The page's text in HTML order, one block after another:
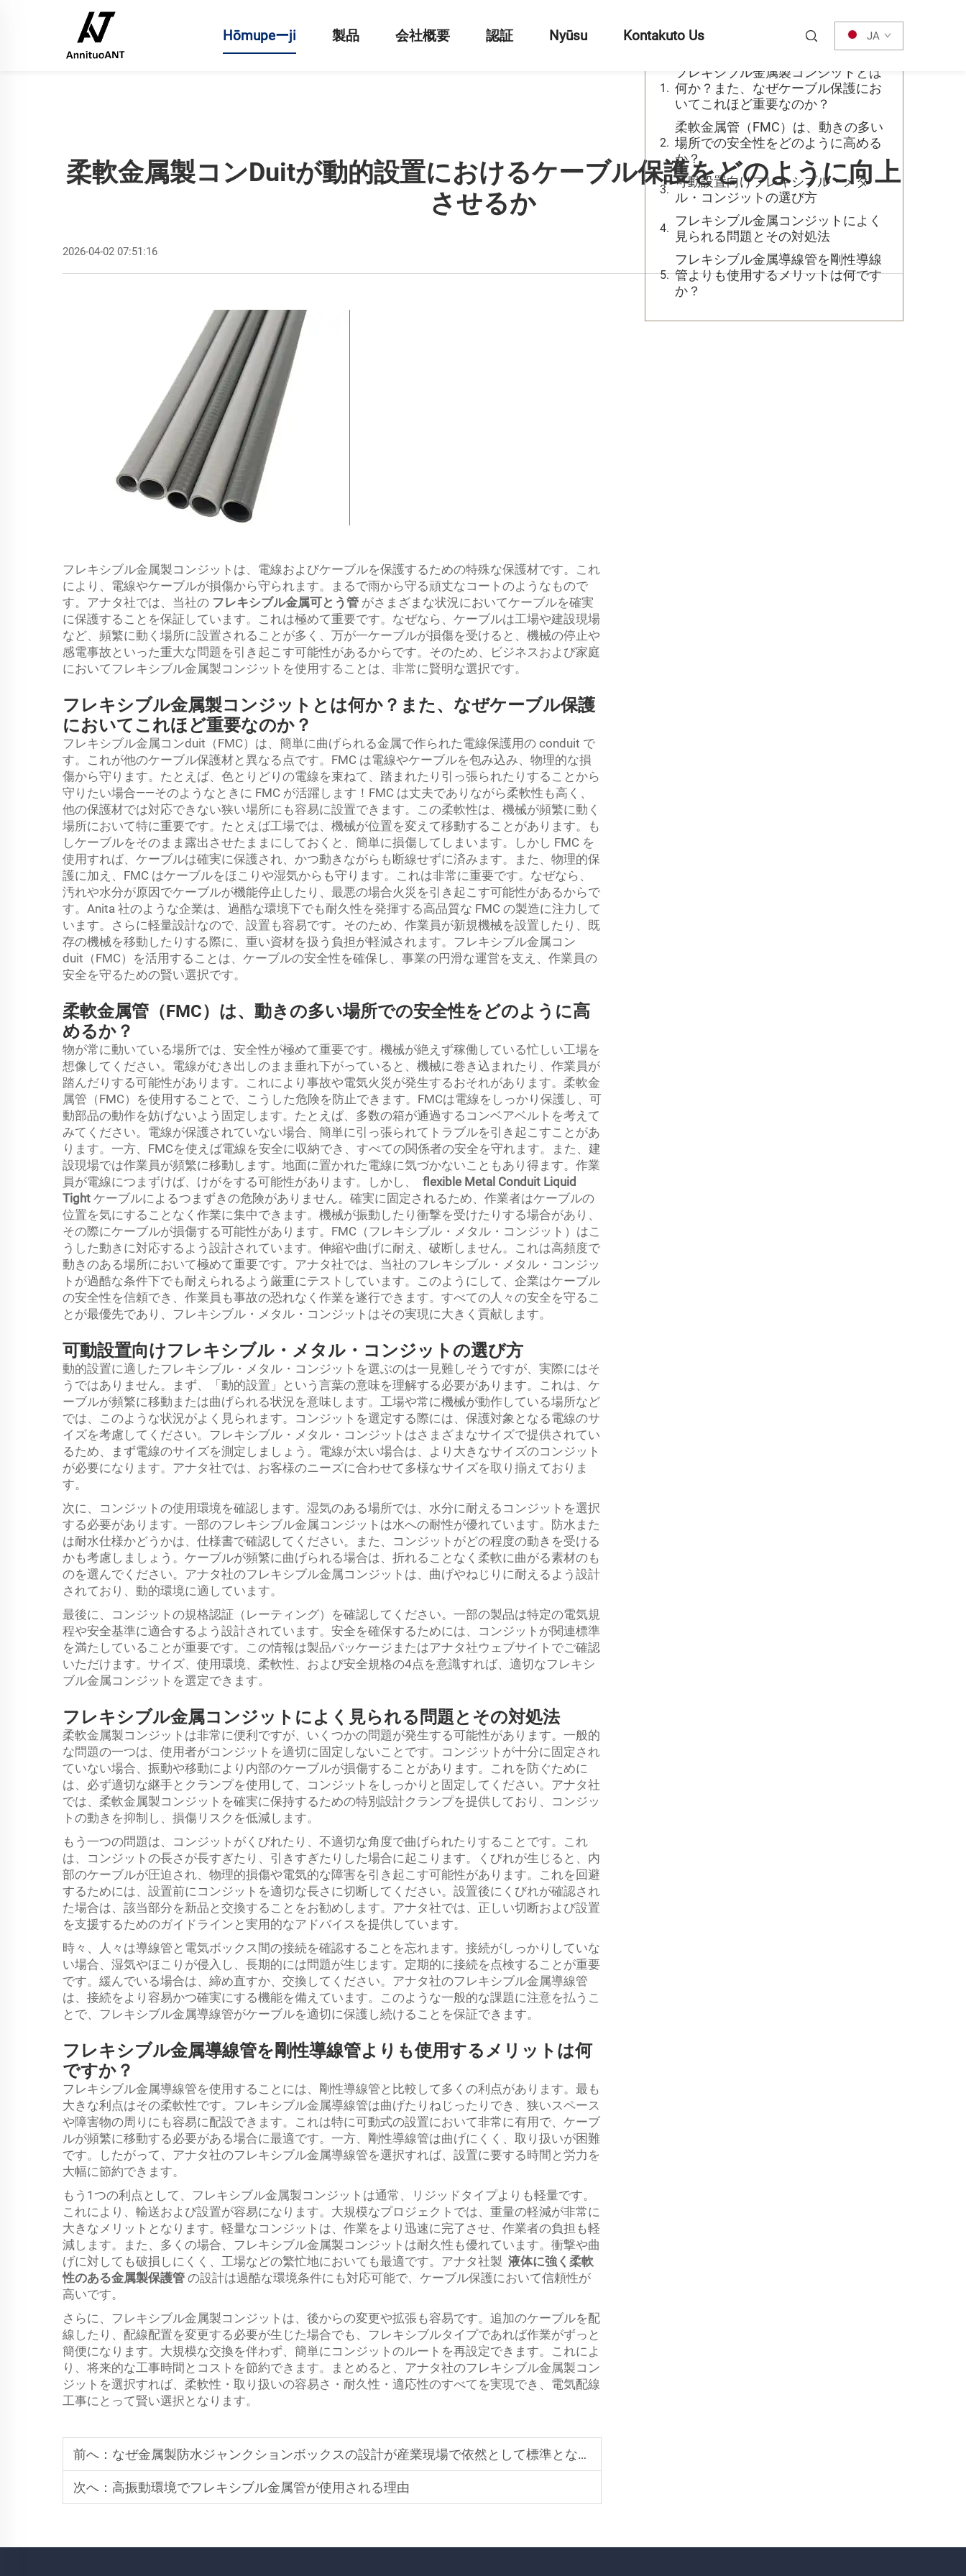
Hōmupeーji 製品 会社概要 認証 Nyūsu Kontakuto Us JA
柔軟金属製コンduitが動的設置におけるケーブル保護をどのように向上
させるか
2026-04-02 07:51:16
フレキシブル金属製コンジットは、電線およびケーブルを保護するための特殊な保護材です。これ
により、電線やケーブルが損傷から守られます。まるで雨から守る頑丈なコートのようなもので
す。アナタ社では、当社の フレキシブル金属可とう管 がさまざまな状況においてケーブルを確実
に保護することを保証しています。これは極めて重要です。なぜなら、ケーブルは工場や建設現場
など、頻繁に動く場所に設置されることが多く、万が一ケーブルが損傷を受けると、機械の停止や
感電事故といった重大な問題を引き起こす可能性があるからです。そのため、ビジネスおよび家庭
においてフレキシブル金属製コンジットを使用することは、非常に賢明な選択です。
フレキシブル金属製コンジットとは何か？また、なぜケーブル保護
においてこれほど重要なのか？
フレキシブル金属コンduit（FMC）は、簡単に曲げられる金属で作られた電線保護用の conduit で
す。これが他のケーブル保護材と異なる点です。FMC は電線やケーブルを包み込み、物理的な損
傷から守ります。たとえば、色とりどりの電線を束ねて、踏まれたり引っ張られたりすることから
守りたい場合——そのようなときに FMC が活躍します！FMC は丈夫でありながら柔軟性も高く、
他の保護材では対応できない狭い場所にも容易に設置できます。この柔軟性は、機械が頻繁に動く
場所において特に重要です。たとえば工場では、機械が位置を変えて移動することがあります。も
しケーブルをそのまま露出させたままにしておくと、簡単に損傷してしまいます。しかし FMC を
使用すれば、ケーブルは確実に保護され、かつ動きながらも断線せずに済みます。また、物理的保
護に加え、FMC はケーブルをほこりや湿気からも守ります。これは非常に重要です。なぜなら、
汚れや水分が原因でケーブルが機能停止したり、最悪の場合火災を引き起こす可能性があるからで
す。Anita 社のような企業は、過酷な環境下でも耐久性を発揮する高品質な FMC の製造に注力して
います。さらに軽量設計なので、設置も容易です。そのため、作業員が新規機械を設置したり、既
存の機械を移動したりする際に、重い資材を扱う負担が軽減されます。フレキシブル金属コン
duit（FMC）を活用することは、ケーブルの安全性を確保し、事業の円滑な運営を支え、作業員の
安全を守るための賢い選択です。
柔軟金属管（FMC）は、動きの多い場所での安全性をどのように高
めるか？
物が常に動いている場所では、安全性が極めて重要です。機械が絶えず稼働している忙しい工場を
想像してください。電線がむき出しのまま垂れ下がっていると、機械に巻き込まれたり、作業員が
踏んだりする可能性があります。これにより事故や電気火災が発生するおそれがあります。柔軟金
属管（FMC）を使用することで、こうした危険を防止できます。FMCは電線をしっかり保護し、可
動部品の動作を妨げないよう固定します。たとえば、多数の箱が通過するコンベアベルトを考えて
みてください。電線が保護されていない場合、簡単に引っ張られてトラブルを引き起こすことがあ
ります。一方、FMCを使えば電線を安全に収納でき、すべての関係者の安全を守れます。また、建
設現場では作業員が頻繁に移動します。地面に置かれた電線に気づかないこともあり得ます。作業
員が電線につまずけば、けがをする可能性があります。しかし、
flexible Metal Conduit Liquid
Tight ケーブルによるつまずきの危険がありません。確実に固定されるため、作業者はケーブルの
位置を気にすることなく作業に集中できます。機械が振動したり衝撃を受けたりする場合があり、
その際にケーブルが損傷する可能性があります。FMC（フレキシブル・メタル・コンジット）はこ
うした動きに対応するよう設計されています。伸縮や曲げに耐え、破断しません。これは高頻度で
動きのある場所において極めて重要です。アナタ社では、当社のフレキシブル・メタル・コンジッ
トが過酷な条件下でも耐えられるよう厳重にテストしています。このようにして、企業はケーブル
の安全性を信頼でき、作業員も事故の恐れなく作業を遂行できます。すべての人々の安全を守るこ
とが最優先であり、フレキシブル・メタル・コンジットはその実現に大きく貢献します。
可動設置向けフレキシブル・メタル・コンジットの選び方
動的設置に適したフレキシブル・メタル・コンジットを選ぶのは一見難しそうですが、実際にはそ
うではありません。まず、「動的設置」という言葉の意味を理解する必要があります。これは、ケ
ーブルが頻繁に移動または曲げられる状況を意味します。工場や常に機械が動作している場所など
では、このような状況がよく見られます。コンジットを選定する際には、保護対象となる電線のサ
イズを考慮してください。フレキシブル・メタル・コンジットはさまざまなサイズで提供されてい
るため、まず電線のサイズを測定しましょう。電線が太い場合は、より大きなサイズのコンジット
が必要になります。アナタ社では、お客様のニーズに合わせて多様なサイズを取り揃えておりま
す。
次に、コンジットの使用環境を確認します。湿気のある場所では、水分に耐えるコンジットを選択
する必要があります。一部のフレキシブル金属コンジットは水への耐性が優れています。防水また
は耐水仕様かどうかは、仕様書で確認してください。また、コンジットがどの程度の動きを受ける
かも考慮しましょう。ケーブルが頻繁に曲げられる場合は、折れることなく柔軟に曲がる素材のも
のを選んでください。アナタ社のフレキシブル金属コンジットは、曲げやねじりに耐えるよう設計
されており、動的環境に適しています。
最後に、コンジットの規格認証（レーティング）を確認してください。一部の製品は特定の電気規
程や安全基準に適合するよう設計されています。安全を確保するためには、コンジットが関連標準
を満たしていることが重要です。この情報は製品パッケージまたはアナタ社ウェブサイトでご確認
いただけます。サイズ、使用環境、柔軟性、および安全規格の4点を意識すれば、適切なフレキシ
ブル金属コンジットを選定できます。
フレキシブル金属コンジットによく見られる問題とその対処法
柔軟金属製コンジットは非常に便利ですが、いくつかの問題が発生する可能性があります。一般的
な問題の一つは、使用者がコンジットを適切に固定しないことです。コンジットが十分に固定され
ていない場合、振動や移動により内部のケーブルが損傷することがあります。これを防ぐために
は、必ず適切な継手とクランプを使用して、コンジットをしっかりと固定してください。アナタ社
では、柔軟金属製コンジットを確実に保持するための特別設計クランプを提供しており、コンジッ
トの動きを抑制し、損傷リスクを低減します。
もう一つの問題は、コンジットがくびれたり、不適切な角度で曲げられたりすることです。これ
は、コンジットの長さが長すぎたり、引きすぎたりした場合に起こります。くびれが生じると、内
部のケーブルが圧迫され、物理的損傷や電気的な障害を引き起こす可能性があります。これを回避
するためには、設置前にコンジットを適切な長さに切断してください。設置後にくびれが確認され
た場合は、該当部分を新品と交換することをお勧めします。アナタ社では、正しい切断および設置
を支援するためのガイドラインと実用的なアドバイスを提供しています。
時々、人々は導線管と電気ボックス間の接続を確認することを忘れます。接続がしっかりしていな
い場合、湿気やほこりが侵入し、長期的には問題が生じます。定期的に接続を点検することが重要
です。緩んでいる場合は、締め直すか、交換してください。アナタ社のフレキシブル金属導線管
は、接続をより容易かつ確実にする機能を備えています。このような一般的な課題に注意を払うこ
とで、フレキシブル金属導線管がケーブルを適切に保護し続けることを保証できます。
フレキシブル金属導線管を剛性導線管よりも使用するメリットは何
ですか？
フレキシブル金属導線管を使用することには、剛性導線管と比較して多くの利点があります。最も
大きな利点はその柔軟性です。フレキシブル金属導線管は曲げたりねじったりでき、狭いスペース
や障害物の周りにも容易に配設できます。これは特に可動式の設置において非常に有用で、ケーブ
ルが頻繁に移動する必要がある場合に最適です。一方、剛性導線管は曲げにくく、取り扱いが困難
です。したがって、アナタ社のフレキシブル金属導線管を選択すれば、設置に要する時間と労力を
大幅に節約できます。
もう1つの利点として、フレキシブル金属製コンジットは通常、リジッドタイプよりも軽量です。
これにより、輸送および設置が容易になります。大規模なプロジェクトでは、重量の軽減が非常に
大きなメリットとなります。軽量なコンジットは、作業をより迅速に完了させ、作業者の負担も軽
減します。また、多くの場合、フレキシブル金属製コンジットは耐久性も優れています。衝撃や曲
げに対しても破損しにくく、工場などの繁忙地においても最適です。アナタ社製 液体に強く柔軟
性のある金属製保護管 の設計は過酷な環境条件にも対応可能で、ケーブル保護において信頼性が
高いです。
さらに、フレキシブル金属製コンジットは、後からの変更や拡張も容易です。追加のケーブルを配
線したり、配線配置を変更する必要が生じた場合でも、フレキシブルタイプであれば作業がずっと
簡便になります。大規模な交換を伴わず、簡単にコンジットのルートを再設定できます。これによ
り、将来的な工事時間とコストを節約できます。まとめると、アナタ社のフレキシブル金属製コン
ジットを選択すれば、柔軟性・取り扱いの容易さ・耐久性・適応性のすべてを実現でき、電気配線
工事にとって賢い選択となります。
前へ： なぜ金属製防水ジャンクションボックスの設計が産業現場で依然として標準となっているのか
次へ： 高振動環境でフレキシブル金属管が使用される理由
目次
フレキシブル金属製コンジットとは
何か？また、なぜケーブル保護にお
いてこれほど重要なのか？
柔軟金属管（FMC）は、動きの多い
場所での安全性をどのように高める
か？
可動設置向けフレキシブル・メタ
ル・コンジットの選び方
フレキシブル金属コンジットによく
見られる問題とその対処法
フレキシブル金属導線管を剛性導線
管よりも使用するメリットは何です
か？